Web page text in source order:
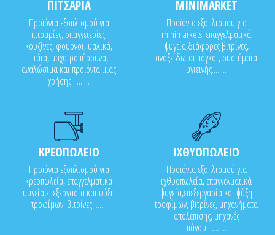
ΠΙΤΣΑΡΙΑ
Προϊόντα εξοπλισμού για
πιτσαρίες, σπαγγετερίες,
κουζίνες, φούρνοι, υαλικά,
πιάτα, μαχαιροπήρουνα,
αναλώσιμα και προϊόντα μιας
χρήσης..........
MINIMARKET
Προϊόντα εξοπλισμού για
minimarkets, επαγγελματικά
ψυγεία,διάφορες βιτρίνες,
ανοξείδωτοι πάγκοι, συστήματα
υγιεινής........
ΚΡΕΟΠΩΛΕΙΟ
Προϊόντα εξοπλισμού για
κρεοπωλεία, επαγγελματικά
ψυγεία,επεξεργασία και ψύξη
τροφίμων, βιτρίνες........
ΙΧΘΥΟΠΩΛΕΙΟ
Προϊόντα εξοπλισμού για
ιχθυοπωλεία, επαγγελματικά
ψυγεία,επεξεργασία και ψύξη
τροφίμων, βιτρίνες, μηχανήματα
απολέπισης, μηχανές
πάγου...........